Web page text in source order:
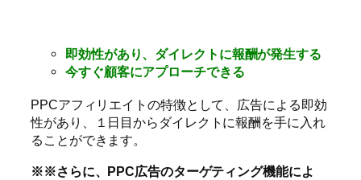
即効性があり、ダイレクトに報酬が発生する
今すぐ顧客にアプローチできる
PPCアフィリエイトの特徴として、広告による即効
性があり、１日目からダイレクトに報酬を手に入れ
ることができます。
※※さらに、PPC広告のターゲティング機能によ